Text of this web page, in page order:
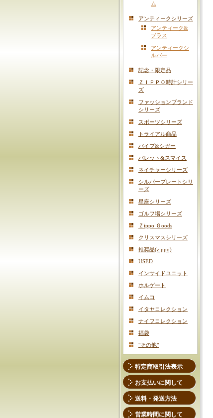
ム
アンティークシリーズ
アンティーク&
ブラス
アンティークシ
ルバー
記念・限定品
ＺＩＰＰＯ時計シリー
ズ
ファッションブランド
シリーズ
スポーツシリーズ
トライアル商品
パイプ&シガー
バレット&スマイス
ネイチャーシリーズ
シルバープレートシリ
ーズ
星座シリーズ
ゴルフ場シリーズ
Ｚippo Ｇoods
クリスマスシリーズ
推奨品(zippo)
USED
インサイドユニット
ホルゲート
イムコ
イタヤコレクション
ナイフコレクション
福袋
"その他"
特定商取引法表示
お支払いに関して
送料・発送方法
営業時間に関して